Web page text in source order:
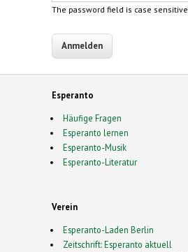
The password field is case sensitive.
Esperanto
Häufige Fragen
Esperanto lernen
Esperanto-Musik
Esperanto-Literatur
Verein
Esperanto-Laden Berlin
Zeitschrift: Esperanto aktuell